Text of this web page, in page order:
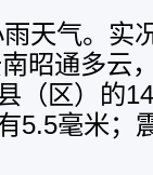
天气。实
昭通多云
（区）的
5.5毫米；